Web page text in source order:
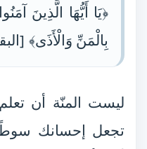
﴿يَا أَيُّهَا الَّذِينَ
بِالْمَنِّ وَالْأَذَى﴾
ليست المنّة أن
تجعل إحسانك